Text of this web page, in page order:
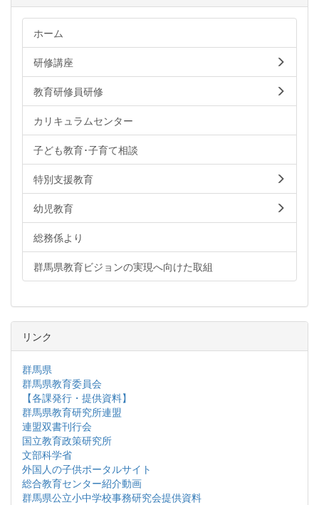
ホーム
研修講座
教育研修員研修
カリキュラムセンター
子ども教育･子育て相談
特別支援教育
幼児教育
総務係より
群馬県教育ビジョンの実現へ向けた取組
リンク
群馬県
群馬県教育委員会
【各課発行・提供資料】
群馬県教育研究所連盟
連盟双書刊行会
国立教育政策研究所
文部科学省
外国人の子供ポータルサイト
総合教育センター紹介動画
群馬県公立小中学校事務研究会提供資料